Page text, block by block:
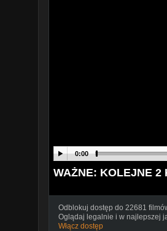
0:00
WAŻNE: KOLEJNE 2
Odblokuj dostęp do 22681
Oglądaj legalnie i w najlepszej
Włącz dostęp